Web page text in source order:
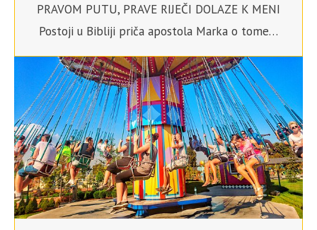
PRAVOM PUTU, PRAVE RIJEČI DOLAZE K MENI
Postoji u Bibliji priča apostola Marka o tome…